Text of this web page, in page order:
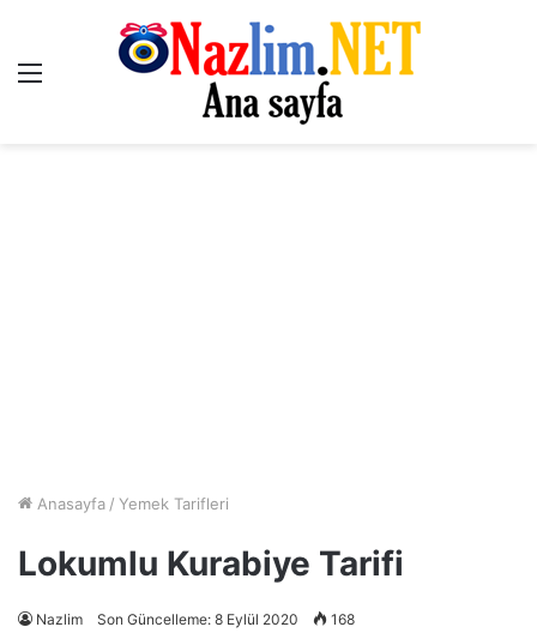
Menü
Anasayfa / Yemek Tarifleri
Lokumlu Kurabiye Tarifi
Nazlim Son Güncelleme: 8 Eylül 2020 168